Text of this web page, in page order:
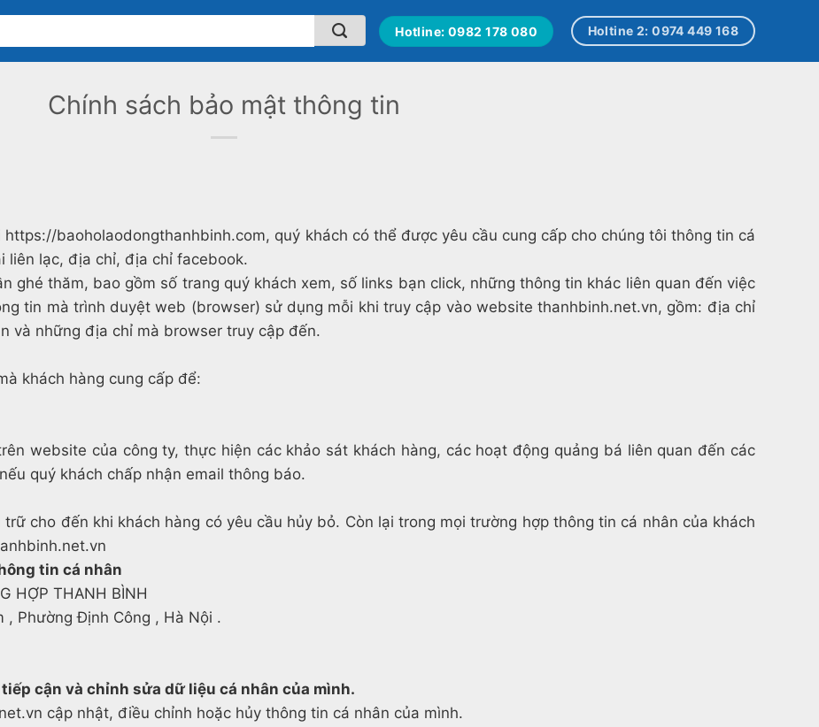
Hotline: 0982 178 080 Holtine 2: 0974 449 168
Chính sách bảo mật thông tin
baoholaodongthanhbinh.com, quý khách có thể được yêu cầu cung cấp cho chúng tôi thông tin cá
liên lạc, địa chỉ, địa chỉ facebook.
ghé thăm, bao gồm số trang quý khách xem, số links bạn click, những thông tin khác liên quan đến việc
tin mà trình duyệt web (browser) sử dụng mỗi khi truy cập vào website thanhbinh.net.vn, gồm: địa chỉ
và những địa chỉ mà browser truy cập đến.
khách hàng cung cấp để:
website của công ty, thực hiện các khảo sát khách hàng, các hoạt động quảng bá liên quan đến các
quý khách chấp nhận email thông báo.
cho đến khi khách hàng có yêu cầu hủy bỏ. Còn lại trong mọi trường hợp thông tin cá nhân của khách
tin cá nhân
HỢP THANH BÌNH
Phường Định Công , Hà Nội .
cận và chỉnh sửa dữ liệu cá nhân của mình.
cập nhật, điều chỉnh hoặc hủy thông tin cá nhân của mình.